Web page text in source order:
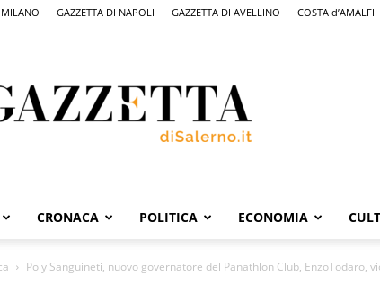
GAZZETTA DI NAPOLI GAZZETTA DI AVELLINO COSTA d’AMALFI
Salerno,
il
quotidiano
Salerno
CRONACA POLITICA ECONOMIA
Poly Sanguineti, nuovo governatore del Panathlon Club, EnzoTodaro,